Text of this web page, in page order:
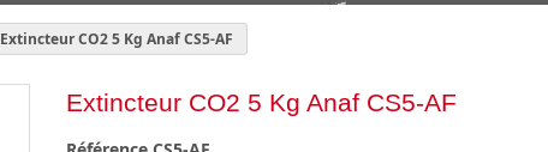
Extincteur CO2 5 Kg Anaf CS5-AF
Extincteur CO2 5 Kg Anaf CS5-AF